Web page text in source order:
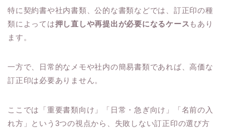
特に契約書や社内書類、公的な書類などでは、訂正印の種
類によっては押し直しや再提出が必要になるケース もあり
ます。
一方で、日常的なメモや社内の簡易書類であれば、高価な
訂正印は必要ありません。
ここでは「重要書類向け」「日常・急ぎ向け」「名前の入
れ方」という3つの視点から、失敗しない訂正印の選び方